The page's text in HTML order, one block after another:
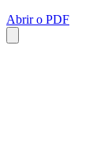
Abrir o PDF